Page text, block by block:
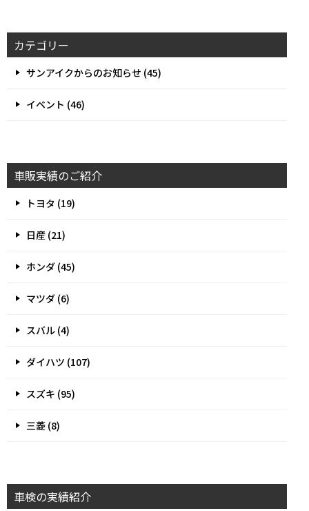
カテゴリー
サンアイクからのお知らせ (45)
イベント (46)
車販実績のご紹介
トヨタ (19)
日産 (21)
ホンダ (45)
マツダ (6)
スバル (4)
ダイハツ (107)
スズキ (95)
三菱 (8)
車検の実績紹介